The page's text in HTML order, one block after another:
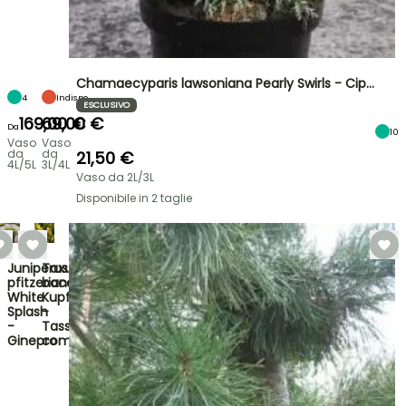
4
Da169,00 €
Vaso
da
4L/5L
Indispo.
69,00 €
Vaso
da
3L/4L
Chamaecyparis lawsoniana Pearly Swirls - Cip…
ESCLUSIVO
10
21,50 €
Vaso da 2L/3L
Disponibile in 2 taglie
Juniperus
pfitzeriana
White
Splash
-
Ginepro
Taxus
baccata
Kupfergold
-
Tasso
comune